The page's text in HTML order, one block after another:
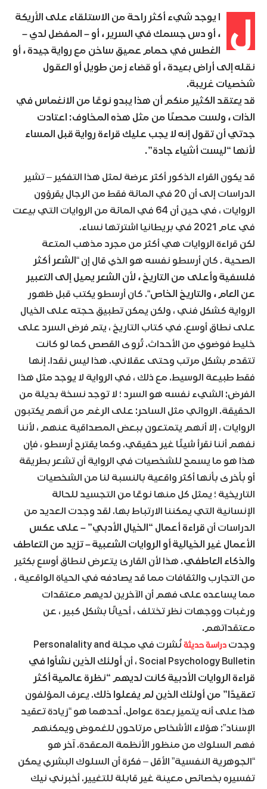
ل
ا يوجد شيء أكثر راحة من الاستلقاء على الأريكة
، أو دس جسمك في السرير ، أو – المفضل لدي –
الغطس في حمام عميق ساخن مع رواية جيدة ، أو
نقله إلى أراض بعيدة ، أو قضاء زمن طويل أو العقول
شخصيات غريبة.
قد يعتقد الكثير منكم أن هذا يبدو نوعًا من الانغماس في
الذات ، ولست محصنًا من مثل هذه المخاوف: اعتادت
جدتي أن تقول إنه لا يجب عليك قراءة رواية قبل المساء
لأنها “ليست أشياء جادة”.
قد يكون القراء الذكور أكثر عرضة لمثل هذا التفكير – تشير
الدراسات إلى أن 20 في المائة فقط من الرجال يقرؤون
الروايات ، في حين أن 64 في المائة من الروايات التي بيعت
في عام 2021 في بريطانيا اشترتها نساء.
لكن قراءة الروايات هي أكثر من مجرد مذهب المتعة
الصحية . كان أرسطو نفسه هو الذي قال إن “الشعر أكثر
فلسفية وأعلى من التاريخ ، لأن الشعر يميل إلى التعبير
عن العام ، والتاريخ الخاص“. كان أرسطو يكتب قبل ظهور
الرواية كشكل فني ، ولكن يمكن تطبيق حجته على الخيال
على نطاق أوسع. في كتاب التاريخ ، يتم فرض السرد على
خليط فوضوي من الأحداث. تُروى القصص كما لو كانت
تتقدم بشكل مرتب وحتى عقلاني. هذا ليس نقدا. إنها
فقط طبيعة الوسيط. مع ذلك ، في الرواية لا يوجد مثل هذا
الفرض: الشيء نفسه هو السرد ؛ لا توجد نسخة بديلة من
الحقيقة. الروائي مثل الساحر: على الرغم من أنهم يكتبون
الروايات ، إلا أنهم يتمتعون ببعض المصداقية عنهم ، لأننا
نفهم أننا نقرأ شيئًا غير حقيقي. وكما يقترح أرسطو ، فإن
هذا هو ما يسمح للشخصيات في الرواية أن تشعر بطريقة
أو بأخرى بأنها أكثر واقعية بالنسبة لنا من الشخصيات
التاريخية ؛ يمثل كل منها نوعًا من التجسيد للحالة
الإنسانية التي يمكننا الارتباط بها. لقد وجدت العديد من
الدراسات أن قراءة أعمال “الخيال الأدبي” – على عكس
الأعمال غير الخيالية أو الروايات الشعبية – تزيد من التعاطف
والذكاء العاطفي. هذا لأن القارئ يتعرض لنطاق أوسع بكثير
من التجارب والثقافات مما قد يصادفه في الحياة الواقعية ،
مما يساعده على فهم أن الآخرين لديهم معتقدات
ورغبات ووجهات نظر تختلف ، أحيانًا بشكل كبير ، عن
معتقداتهم.
وجدت دراسة حديثة
نُشرت في مجلة Personalality and
Social Psychology Bulletin ، أن
أولئك الذين نشأوا في
قراءة الروايات الأدبية كانت لديهم “نظرة عالمية أكثر
تعقيدًا” من أولئك الذين لم يفعلوا ذلك. يعرف المؤلفون
هذا على أنه يتميز بعدة عوامل. أحدهما هو “زيادة تعقيد
الإسناد”: هؤلاء الأشخاص مرتاحون للغموض ويمكنهم
فهم السلوك من منظور الأنظمة المعقدة. آخر هو
“الجوهرية النفسية” الأقل – فكرة أن السلوك البشري يمكن
تفسيره بخصائص معينة غير قابلة للتغيير. أخبرني نيك